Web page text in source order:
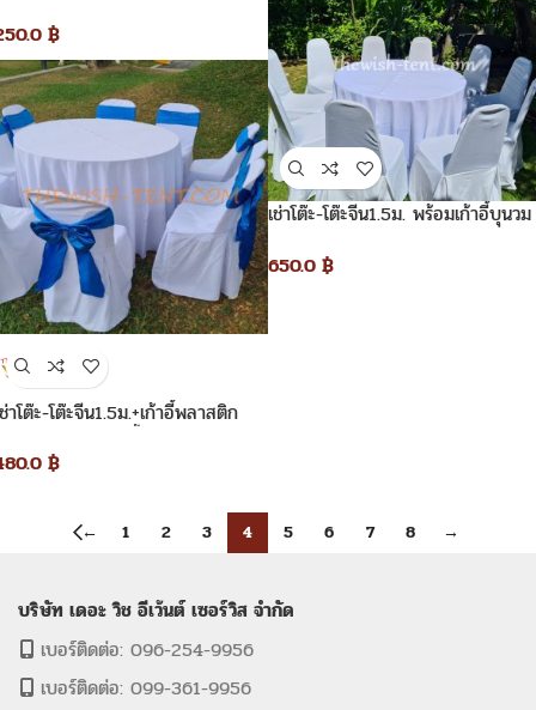
฿
เช่าโต๊ะ-โต๊ะจีน1.5ม. พร้อมเก้าอี้บุนวม
650.0 ฿
าโต๊ะ-โต๊ะจีน1.5ม.+เก้าอี้พลาสติก
฿
← 1 2 3 4 5 6 7 8 →
บริษัท เดอะ วิช อีเว้นต์ เซอร์วิส จำกัด
เบอร์ติดต่อ: 096-254-9956
เบอร์ติดต่อ: 099-361-9956